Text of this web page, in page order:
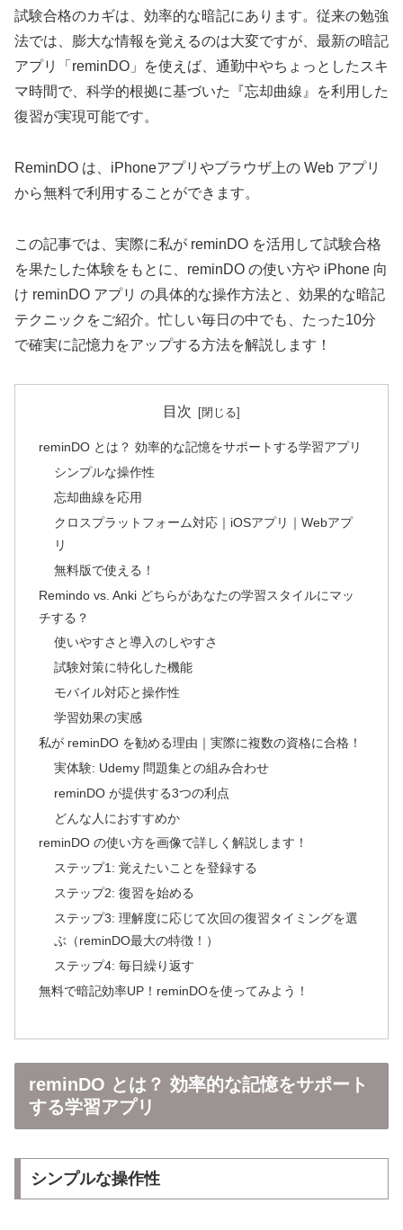
試験合格のカギは、効率的な暗記にあります。従来の勉強
法では、膨大な情報を覚えるのは大変ですが、最新の暗記
アプリ「reminDO」を使えば、通勤中やちょっとしたスキ
マ時間で、科学的根拠に基づいた『忘却曲線』を利用した
復習が実現可能です。
ReminDO は、iPhoneアプリやブラウザ上の Web アプリ
から無料で利用することができます。
この記事では、実際に私が reminDO を活用して試験合格
を果たした体験をもとに、reminDO の使い方や iPhone 向
け reminDO アプリ の具体的な操作方法と、効果的な暗記
テクニックをご紹介。忙しい毎日の中でも、たった10分
で確実に記憶力をアップする方法を解説します！
目次
reminDO とは？ 効率的な記憶をサポートする学習アプリ
シンプルな操作性
忘却曲線を応用
クロスプラットフォーム対応｜iOSアプリ｜Webアプ
リ
無料版で使える！
Remindo vs. Anki どちらがあなたの学習スタイルにマッ
チする？
使いやすさと導入のしやすさ
試験対策に特化した機能
モバイル対応と操作性
学習効果の実感
私が reminDO を勧める理由｜実際に複数の資格に合格！
実体験: Udemy 問題集との組み合わせ
reminDO が提供する3つの利点
どんな人におすすめか
reminDO の使い方を画像で詳しく解説します！
ステップ1: 覚えたいことを登録する
ステップ2: 復習を始める
ステップ3: 理解度に応じて次回の復習タイミングを選
ぶ（reminDO最大の特徴！）
ステップ4: 毎日繰り返す
無料で暗記効率UP！reminDOを使ってみよう！
reminDO とは？ 効率的な記憶をサポート
する学習アプリ
シンプルな操作性